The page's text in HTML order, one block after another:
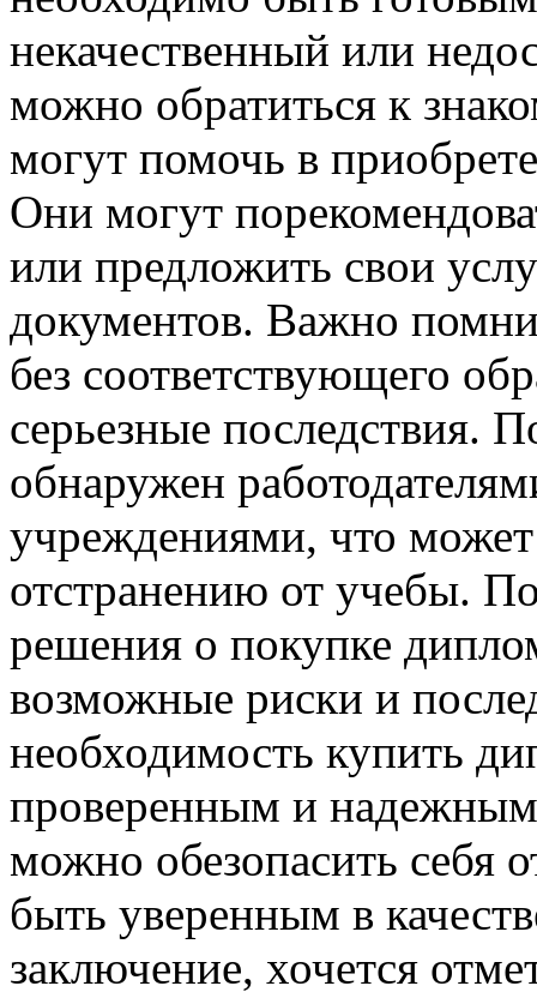
некачественный или
можно обратиться к
могут помочь в
Они могут
или предложить свои
документов. Важно
без соответствующего
серьезные последствия.
обнаружен
учреждениями, что
отстранению от учебы.
решения о покупке
возможные риски и
необходимость купить
проверенным и
можно обезопасить себя
быть уверенным в
заключение, хочется